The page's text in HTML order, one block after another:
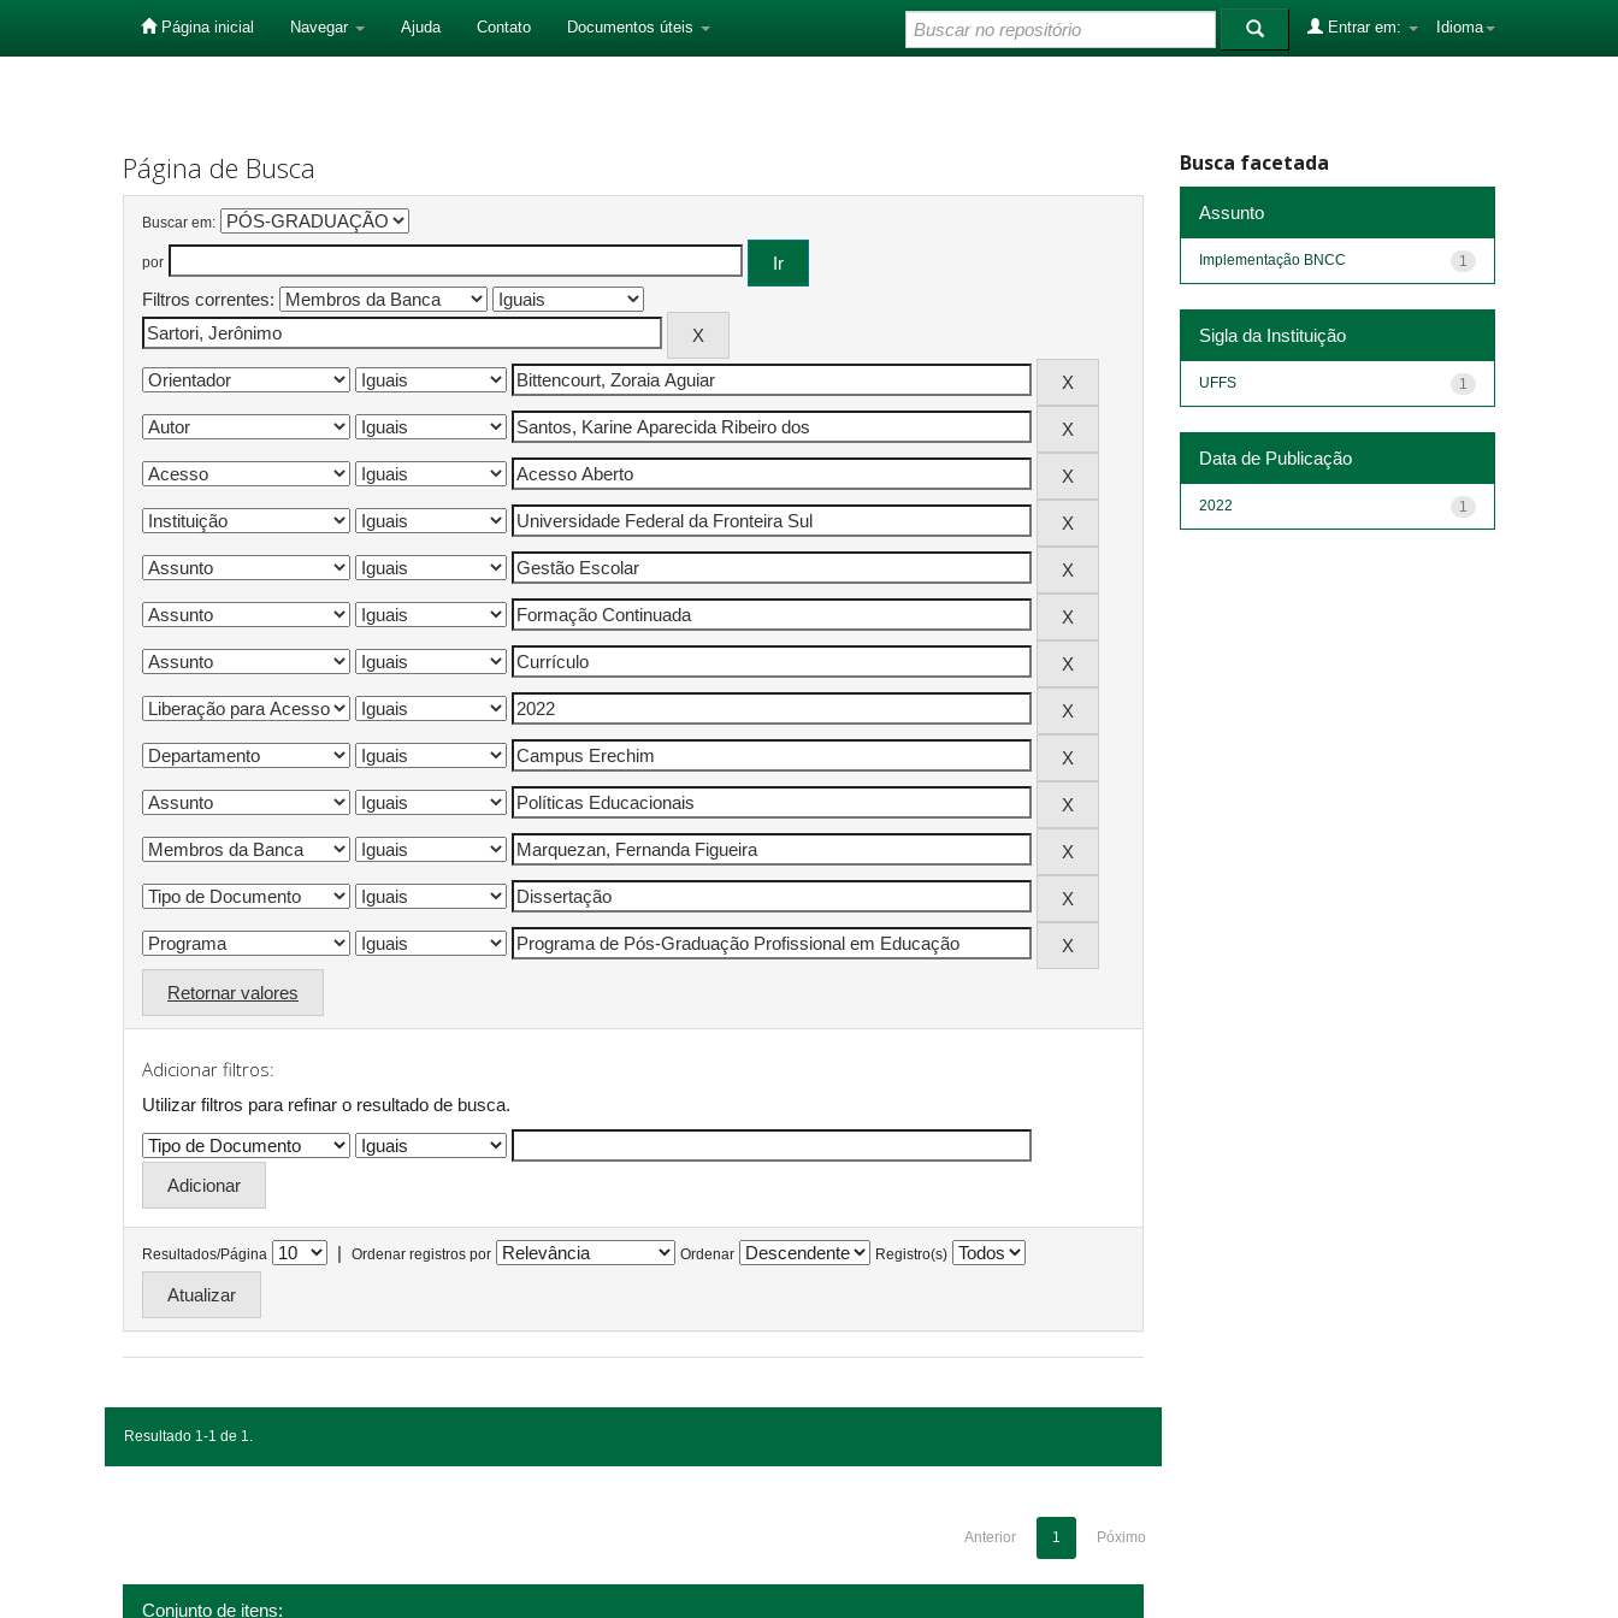
Página inicial Navegar Ajuda Contato Documentos úteis Idioma
Entrar em:
Página de Busca
Buscar em:
por
Filtros correntes:
Retornar valores
Adicionar filtros:
Utilizar filtros para refinar o resultado de busca.
Resultados/Página | Ordenar registros por Ordenar Registro(s)
Resultado 1-1 de 1.
Anterior 1 Póximo
Conjunto de itens:
Busca facetada
Assunto
1
Implementação BNCC
Sigla da Instituição
1
UFFS
Data de Publicação
1
2022